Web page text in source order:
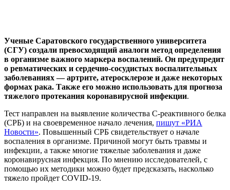
Ученые Саратовского государственного университета
(СГУ) создали превосходящий аналоги метод определения
в организме важного маркера воспалений. Он предупредит
о ревматических и сердечно-сосудистых воспалительных
заболеваниях — артрите, атеросклерозе и даже некоторых
формах рака. Также его можно использовать для прогноза
тяжелого протекания коронавирусной инфекции.
Тест направлен на выявление количества С-реактивного белка
(СРБ) и на своевременное начало лечения, пишут «РИА
Новости». Повышенный СРБ свидетельствует о начале
воспаления в организме. Причиной могут быть травмы и
инфекции, а также многие тяжелые заболевания и даже
коронавирусная инфекция. По мнению исследователей, с
помощью их методики можно будет предсказать, насколько
тяжело пройдет COVID-19.